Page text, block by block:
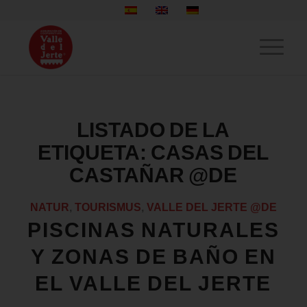
LISTADO DE LA
ETIQUETA: CASAS DEL
CASTAÑAR @DE
NATUR TOURISMUS VALLE DEL JERTE @DE
PISCINAS NATURALES
Y ZONAS DE BAÑO EN
EL VALLE DEL JERTE